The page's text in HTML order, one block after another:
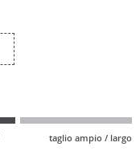
taglio ampio / largo